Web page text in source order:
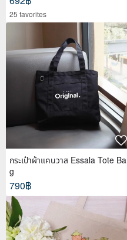
25 favorites
กระเป๋าผ้าแคนวาส Essala Tote Ba
g
790฿